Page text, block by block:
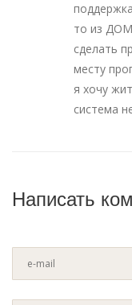
то из
сделать
месту
я хочу
система
Написать